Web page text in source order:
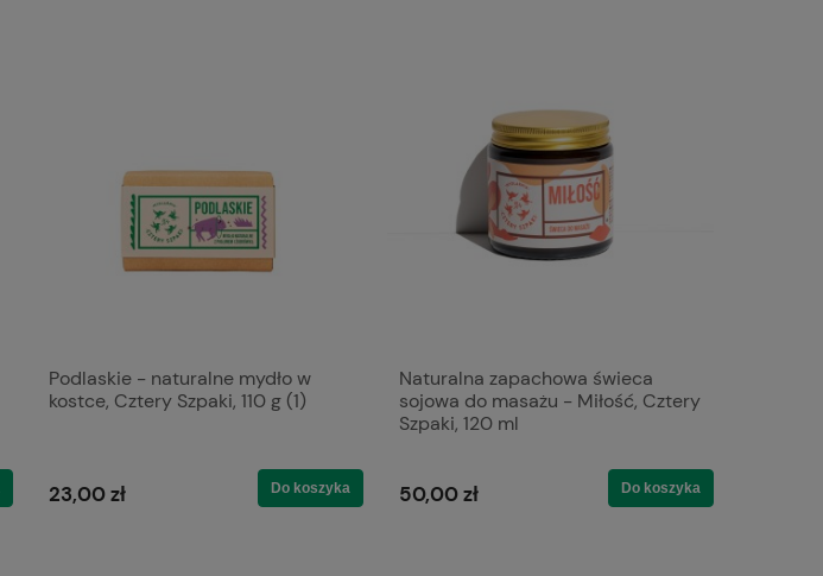
Podlaskie - naturalne mydło w
kostce, Cztery Szpaki, 110 g (1)
23,00 zł Do koszyka
Naturalna zapachowa świeca
sojowa do masażu - Miłość, Cztery
Szpaki, 120 ml
50,00 zł Do koszyka